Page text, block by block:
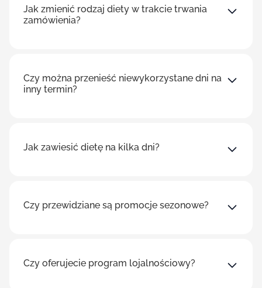
Jak zmienić rodzaj diety w trakcie trwania
zamówienia?
Czy można przenieść niewykorzystane dni na
inny termin?
Jak zawiesić dietę na kilka dni?
Czy przewidziane są promocje sezonowe?
Czy oferujecie program lojalnościowy?